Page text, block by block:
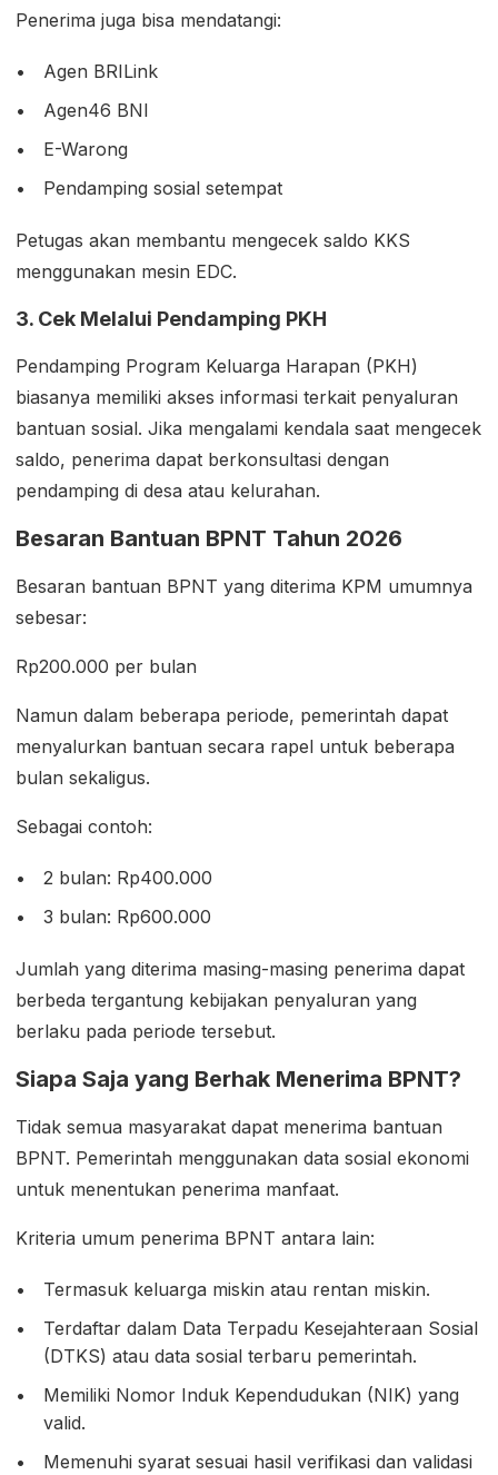
Penerima juga bisa mendatangi:
Agen BRILink
Agen46 BNI
E-Warong
Pendamping sosial setempat
Petugas akan membantu mengecek saldo KKS
menggunakan mesin EDC.
3. Cek Melalui Pendamping PKH
Pendamping Program Keluarga Harapan (PKH)
biasanya memiliki akses informasi terkait penyaluran
bantuan sosial. Jika mengalami kendala saat mengecek
saldo, penerima dapat berkonsultasi dengan
pendamping di desa atau kelurahan.
Besaran Bantuan BPNT Tahun 2026
Besaran bantuan BPNT yang diterima KPM umumnya
sebesar:
Rp200.000 per bulan
Namun dalam beberapa periode, pemerintah dapat
menyalurkan bantuan secara rapel untuk beberapa
bulan sekaligus.
Sebagai contoh:
2 bulan: Rp400.000
3 bulan: Rp600.000
Jumlah yang diterima masing-masing penerima dapat
berbeda tergantung kebijakan penyaluran yang
berlaku pada periode tersebut.
Siapa Saja yang Berhak Menerima BPNT?
Tidak semua masyarakat dapat menerima bantuan
BPNT. Pemerintah menggunakan data sosial ekonomi
untuk menentukan penerima manfaat.
Kriteria umum penerima BPNT antara lain:
Termasuk keluarga miskin atau rentan miskin.
Terdaftar dalam Data Terpadu Kesejahteraan Sosial
(DTKS) atau data sosial terbaru pemerintah.
Memiliki Nomor Induk Kependudukan (NIK) yang
valid.
Memenuhi syarat sesuai hasil verifikasi dan validasi